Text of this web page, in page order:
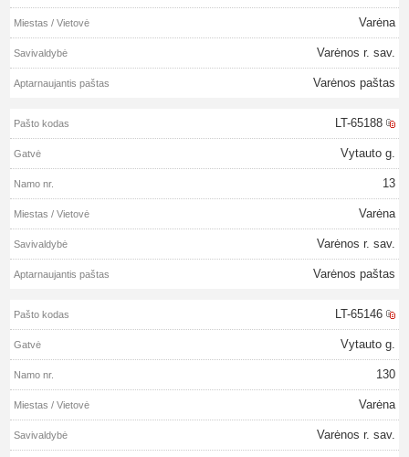
Varėna
Varėnos r. sav.
Varėnos paštas
LT-65188
Vytauto g.
13
Varėna
Varėnos r. sav.
Varėnos paštas
LT-65146
Vytauto g.
130
Varėna
Varėnos r. sav.